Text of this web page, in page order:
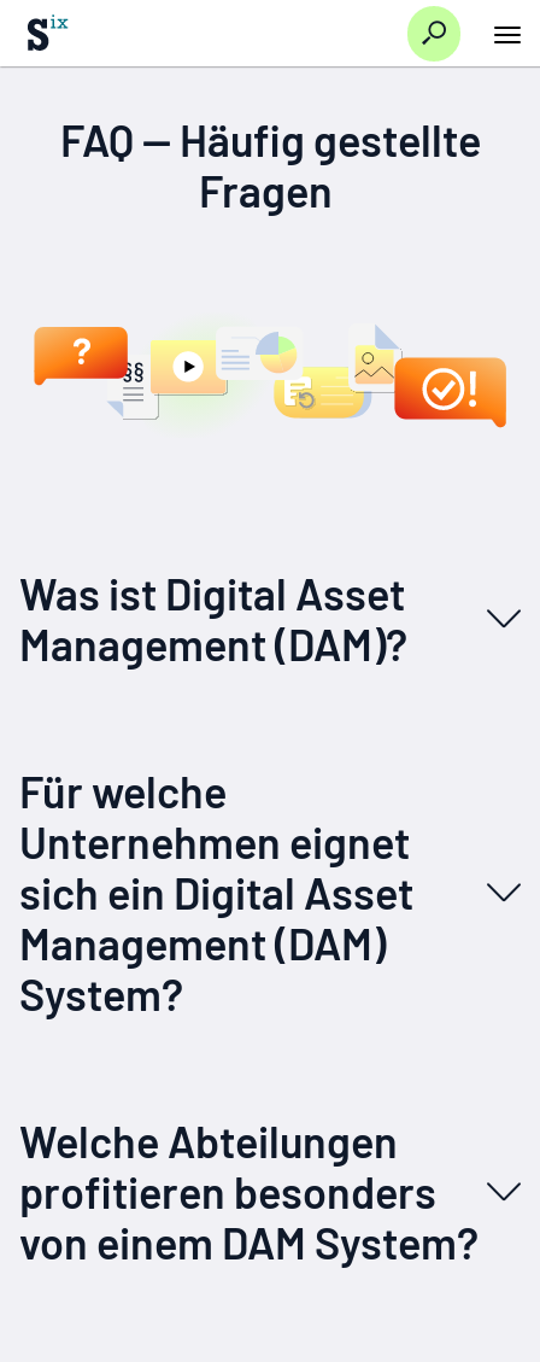
Suche
FAQ — Häufig gestellte
Fragen
Was ist Digital Asset
Management (DAM)?
Für welche
Unternehmen eignet
sich ein Digital Asset
Management (DAM)
System?
Welche Abteilungen
profitieren besonders
von einem DAM System?